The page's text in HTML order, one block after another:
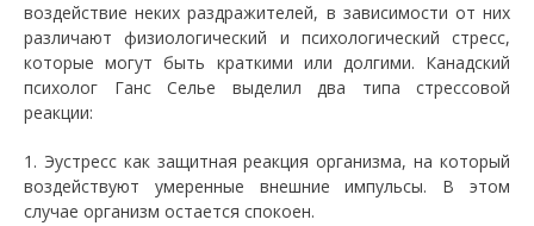
воздействие неких раздражителей, в зависимости от них
различают физиологический и психологический стресс,
которые могут быть краткими или долгими. Канадский
психолог Ганс Селье выделил два типа стрессовой
реакции:
1. Эустресс как защитная реакция организма, на который
воздействуют умеренные внешние импульсы. В этом
случае организм остается спокоен.